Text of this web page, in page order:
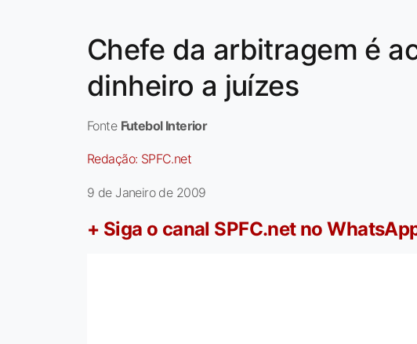
Chefe da arbitragem é
dinheiro a juízes
Fonte Futebol Interior
Redação: SPFC.net
9 de Janeiro de 2009
+ Siga o canal SPFC.net no